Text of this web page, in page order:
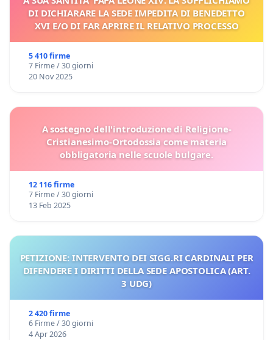
DI DICHIARARE LA SEDE IMPEDITA DI BENEDETTO
XVI E/O DI FAR APRIRE IL RELATIVO PROCESSO
5 410 firme
7 Firme / 30 giorni
20 Nov 2025
A sostegno dell'introduzione di Religione-
Cristianesimo-Ortodossia come materia
obbligatoria nelle scuole bulgare.
12 116 firme
7 Firme / 30 giorni
13 Feb 2025
PETIZIONE: INTERVENTO DEI SIGG.RI CARDINALI PER
DIFENDERE I DIRITTI DELLA SEDE APOSTOLICA (ART.
3 UDG)
2 420 firme
6 Firme / 30 giorni
4 Apr 2026